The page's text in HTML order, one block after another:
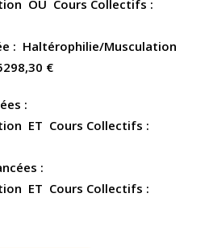
OU Cours Collectifs :
: Haltérophilie/Musculation
€
:
ET Cours Collectifs :
:
ET Cours Collectifs :